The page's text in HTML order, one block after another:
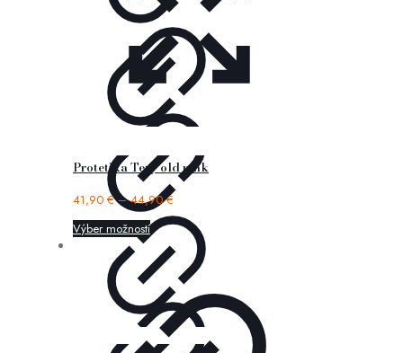
Protetika Tery old pink
41,90 €–44,90€
Výber možností